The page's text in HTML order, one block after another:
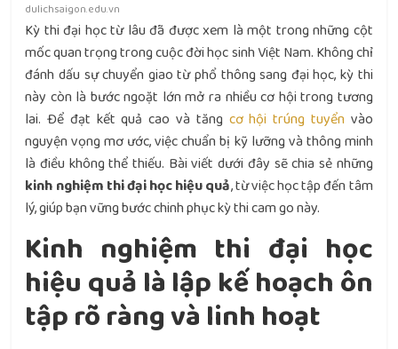
dulichsaigon.edu.vn
Kỳ thi đại học từ lâu đã được xem là một trong những cột
mốc quan trọng trong cuộc đời học sinh Việt Nam. Không chỉ
đánh dấu sự chuyển giao từ phổ thông sang đại học, kỳ thi
này còn là bước ngoặt lớn mở ra nhiều cơ hội trong tương
lai. Để đạt kết quả cao và tăng cơ hội trúng tuyểnvào
nguyện vọng mơ ước, việc chuẩn bị kỹ lưỡng và thông minh
là điều không thể thiếu. Bài viết dưới đây sẽ chia sẻ những
kinh nghiệm thi đại học hiệu quả, từ việc học tập đến tâm
lý, giúp bạn vững bước chinh phục kỳ thi cam go này.
Kinh nghiệm thi đại học
hiệu quả là lập kế hoạch ôn
tập rõ ràng và linh hoạt